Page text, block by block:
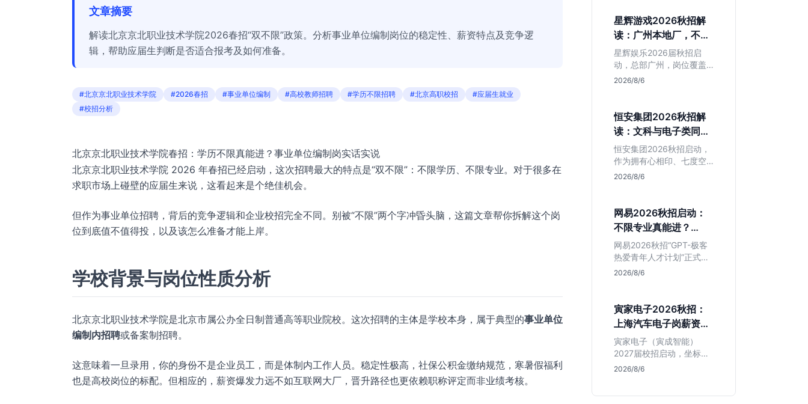
文章摘要
解读北京京北职业技术学院2026春招“双不限”政策。分析事业单位编制岗位的稳定性、薪资特点及竞争逻
辑，帮助应届生判断是否适合报考及如何准备。
#北京京北职业技术学院 #2026春招 #事业单位编制 #高校教师招聘 #学历不限招聘 #北京高职校招
#应届生就业
#校招分析
北京京北职业技术学院春招：学历不限真能进？事业单位编制岗实话实说
北京京北职业技术学院 2026 年春招已经启动，这次招聘最大的特点是“双不限”：不限学历、不限专业。对于很多在
求职市场上碰壁的应届生来说，这看起来是个绝佳机会。
但作为事业单位招聘，背后的竞争逻辑和企业校招完全不同。别被“不限”两个字冲昏头脑，这篇文章帮你拆解这个岗
位到底值不值得投，以及该怎么准备才能上岸。
学校背景与岗位性质分析
北京京北职业技术学院是北京市属公办全日制普通高等职业院校。这次招聘的主体是学校本身，属于典型的事业单位
编制内招聘或备案制招聘。
这意味着一旦录用，你的身份不是企业员工，而是体制内工作人员。稳定性极高，社保公积金缴纳规范，寒暑假福利
也是高校岗位的标配。但相应的，薪资爆发力远不如互联网大厂，晋升路径也更依赖职称评定而非业绩考核。
真等核心方向，帮你判断
是否值得投递及如何准备
硬核项目。
星辉游戏2026秋招解
读：广州本地厂，不限
专业但薪资面议
星辉娱乐2026届秋招启
动，总部广州，岗位覆盖
技术、美术、策划。PHP
想接触项目全流程的应届
生，追求大厂光环者慎
投。
2026/8/6
恒安集团2026秋招解
读：文科与电子类同学
的稳妥选择？
恒安集团2026秋招启动，
作为拥有心相印、七度空
间等国民品牌的快消巨
生项目，明确文商科主攻
品牌营销、理工科侧重技
术支持的岗位逻辑，客观
分析传统制造业薪资平稳
但平台扎实的特点，助应
届生快速判断投递价值。
2026/8/6
网易2026秋招启动：
不限专业真能进？
GPT-极客计划解读
网易2026秋招“GPT-极客
热爱青年人才计划”正式开
启，主打不限专业与学
划、算法），分析非科班
同学的投递机会与真实门
槛，帮你判断是否值得
投。
2026/8/6
寅家电子2026秋招：
上海汽车电子岗薪资与
岗位全解析
寅家电子（寅成智能）
2027届校招启动，坐标上
海。本文解析百人规模汽
2026/8/6